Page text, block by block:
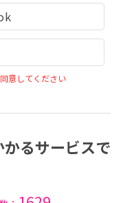
意してください
るサービスで